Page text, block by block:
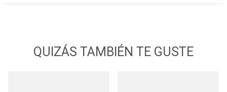
QUIZÁS TAMBIÉN TE GUSTE